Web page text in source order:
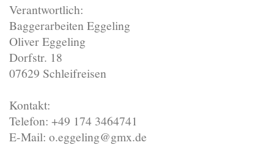
Verantwortlich:
Baggerarbeiten Eggeling
Oliver Eggeling
Dorfstr. 18
07629 Schleifreisen
Kontakt:
Telefon: +49 174 3464741
E-Mail: o.eggeling@gmx.de